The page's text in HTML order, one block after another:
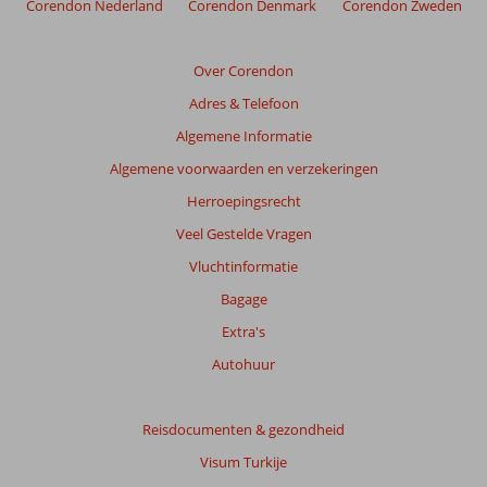
beoordelingen
Over Corendon
Adres & Telefoon
Algemene Informatie
Algemene voorwaarden en verzekeringen
Herroepingsrecht
Veel Gestelde Vragen
Vluchtinformatie
Bagage
Extra's
Autohuur
Reisdocumenten & gezondheid
Visum Turkije
Corendon Nederland Corendon Denmark Corendon Zweden